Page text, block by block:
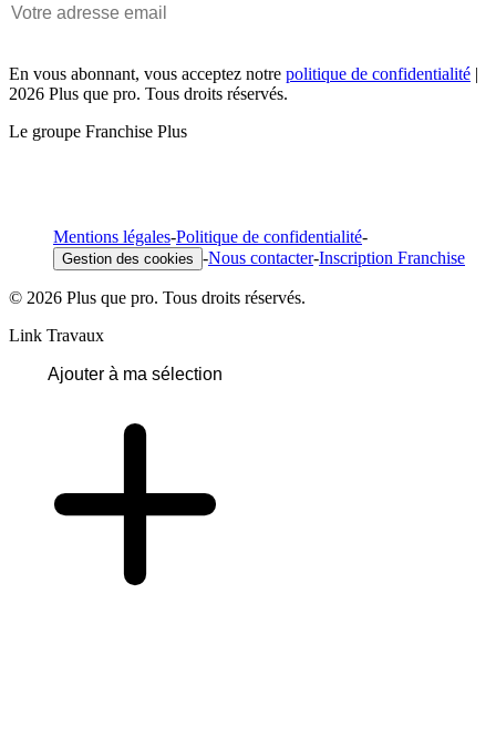
En vous abonnant, vous acceptez notre politique de confidentialité |
2026 Plus que pro. Tous droits réservés.
Le groupe Franchise Plus
Mentions légales-Politique de confidentialité-
Gestion des cookies -Nous contacter-Inscription Franchise
© 2026 Plus que pro. Tous droits réservés.
Link Travaux
Ajouter à ma sélection